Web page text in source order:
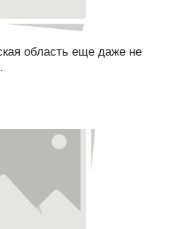
область еще даже не